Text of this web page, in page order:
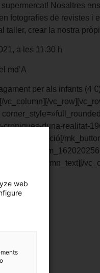
Nosaltres
fotografies de revistes i
taller, crear la nostra
a les 11.30 h
md’A
per als infants (4
croniques-duna-realitat-
l’exposició[/
[/vc_column_text][/
web